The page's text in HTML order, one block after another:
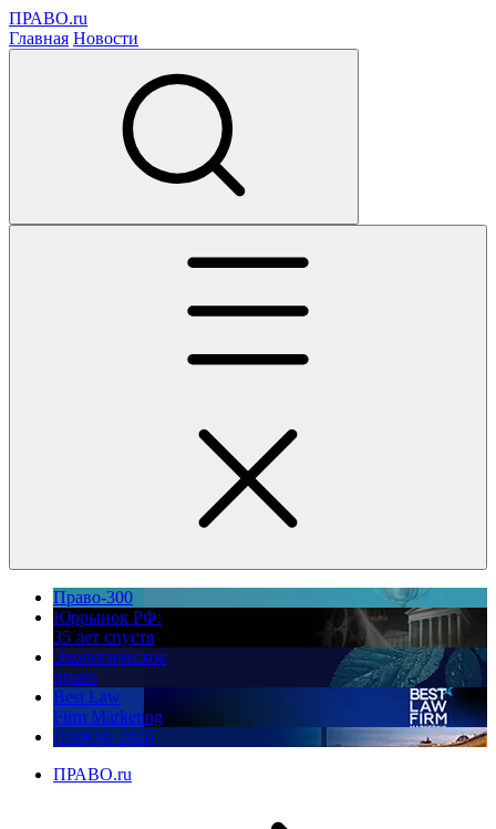
ПРАВО.ru
Главная Новости
Право-300
Юррынок РФ:
35 лет спустя
Экологическое
право
Best Law
Firm Marketing
ПМЮФ 2026
ПРАВО.ru